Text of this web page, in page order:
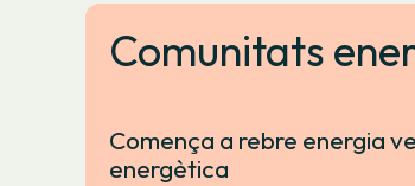
Comunitats
Comença a rebre energia
energètica